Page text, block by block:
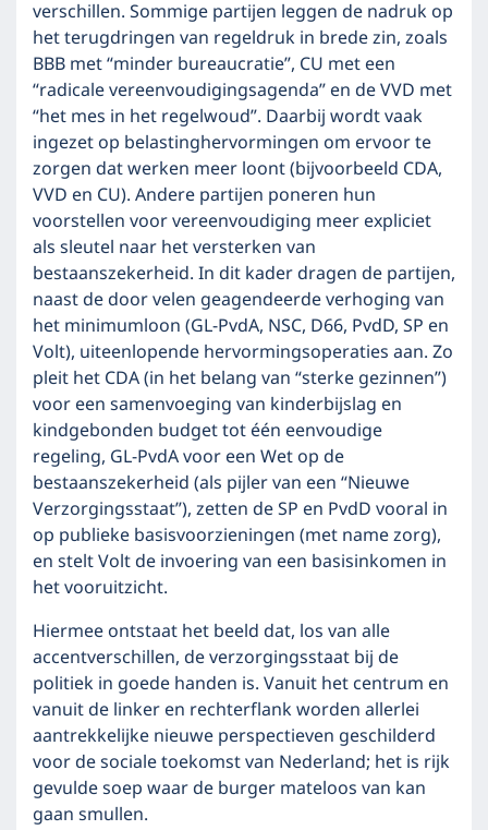
verschillen. Sommige partijen leggen de nadruk op
het terugdringen van regeldruk in brede zin, zoals
BBB met “minder bureaucratie”, CU met een
“radicale vereenvoudigingsagenda” en de VVD met
“het mes in het regelwoud”. Daarbij wordt vaak
ingezet op belastinghervormingen om ervoor te
zorgen dat werken meer loont (bijvoorbeeld CDA,
VVD en CU). Andere partijen poneren hun
voorstellen voor vereenvoudiging meer expliciet
als sleutel naar het versterken van
bestaanszekerheid. In dit kader dragen de partijen,
naast de door velen geagendeerde verhoging van
het minimumloon (GL-PvdA, NSC, D66, PvdD, SP en
Volt), uiteenlopende hervormingsoperaties aan. Zo
pleit het CDA (in het belang van “sterke gezinnen”)
voor een samenvoeging van kinderbijslag en
kindgebonden budget tot één eenvoudige
regeling, GL-PvdA voor een Wet op de
bestaanszekerheid (als pijler van een “Nieuwe
Verzorgingsstaat”), zetten de SP en PvdD vooral in
op publieke basisvoorzieningen (met name zorg),
en stelt Volt de invoering van een basisinkomen in
het vooruitzicht.
Hiermee ontstaat het beeld dat, los van alle
accentverschillen, de verzorgingsstaat bij de
politiek in goede handen is. Vanuit het centrum en
vanuit de linker en rechterflank worden allerlei
aantrekkelijke nieuwe perspectieven geschilderd
voor de sociale toekomst van Nederland; het is rijk
gevulde soep waar de burger mateloos van kan
gaan smullen.